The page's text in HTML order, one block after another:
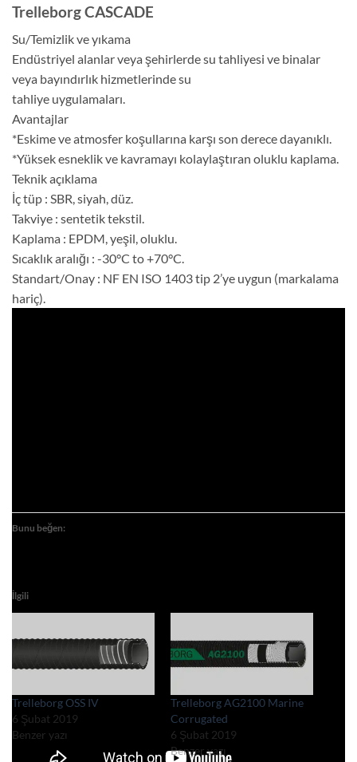
Trelleborg CASCADE
Su/Temizlik ve yıkama
Endüstriyel alanlar veya şehirlerde su tahliyesi ve binalar
veya bayındırlık hizmetlerinde su
tahliye uygulamaları.
Avantajlar
*Eskime ve atmosfer koşullarına karşı son derece dayanıklı.
*Yüksek esneklik ve kavramayı kolaylaştıran oluklu kaplama.
Teknik açıklama
İç tüp : SBR, siyah, düz.
Takviye : sentetik tekstil.
Kaplama : EPDM, yeşil, oluklu.
Sıcaklık aralığı : -30°C to +70°C.
Standart/Onay : NF EN ISO 1403 tip 2’ye uygun (markalama
hariç).
Bunu beğen:
İlgili
Trelleborg OSS IV
6 Şubat 2019
Benzer yazı
Trelleborg AG2100 Marine
Corrugated
6 Şubat 2019
Benzer yazı